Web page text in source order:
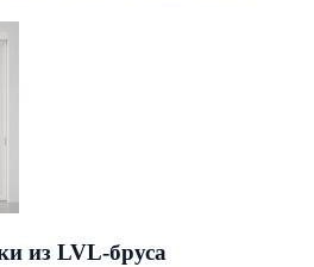
из LVL-бруса